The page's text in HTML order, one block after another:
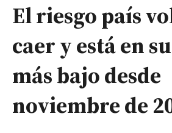
El riesgo país
caer y está en
más bajo desde
noviembre de